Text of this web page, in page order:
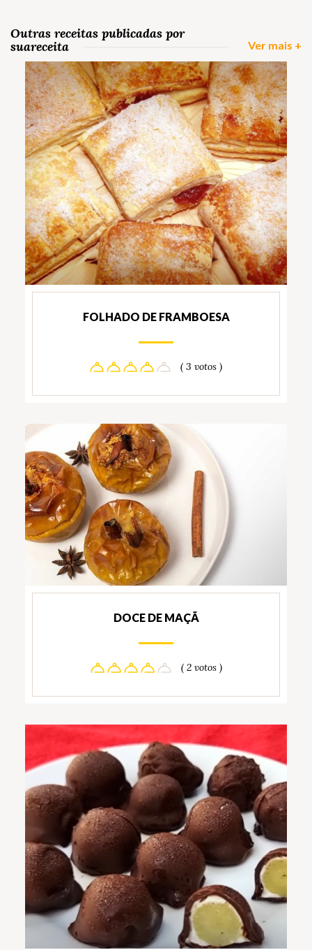
Outras receitas publicadas por
suareceita
Ver mais +
FOLHADO DE FRAMBOESA
( 3 votos )
DOCE DE MAÇÃ
( 2 votos )